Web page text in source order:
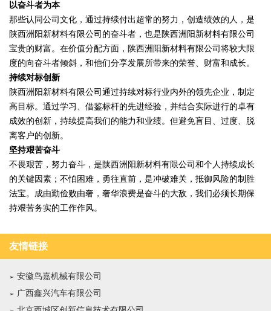
以奋斗者为本
那些认同公司文化，通过持续付出超常的努力，创造绩效的人，是
陕西洲阳新材料有限公司的奋斗者，也是陕西洲阳新材料有限公司
宝贵的财富。在价值分配方面，陕西洲阳新材料有限公司将较大限
度的向奋斗者倾斜，和他们分享发展所带来的荣誉、财富和成长。
持续对标创新
陕西洲阳新材料有限公司通过持续对标行业内外的领先企业，制定
高目标。通过学习、借鉴标杆的先进经验，并结合实际进行的卓有
成效的创新，持续提高我们的能力和业绩。但避免盲目、过度、脱
离客户的创新。
坚持艰苦奋斗
不畏艰苦，努力奋斗，是陕西洲阳新材料有限公司和个人持续成长
的关键因素；不怕困难，勇往直前，是冲破难关，抵御风险的制胜
法宝。成由勤俭败由奢，奢华浪费是奋斗的大敌，我们必须长期保
持艰苦务实的工作作风。
友情链接
安徽鸟嘉机械有限公司
广西鑫兴汽车有限公司